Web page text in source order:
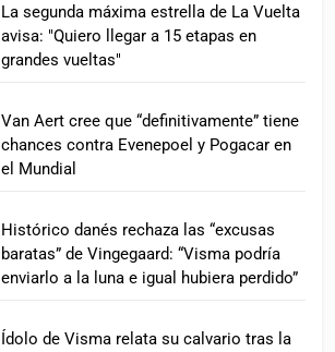
La segunda máxima estrella de La Vuelta
avisa: "Quiero llegar a 15 etapas en
grandes vueltas"
Van Aert cree que “definitivamente” tiene
chances contra Evenepoel y Pogacar en
el Mundial
Histórico danés rechaza las “excusas
baratas” de Vingegaard: “Visma podría
enviarlo a la luna e igual hubiera perdido”
Ídolo de Visma relata su calvario tras la